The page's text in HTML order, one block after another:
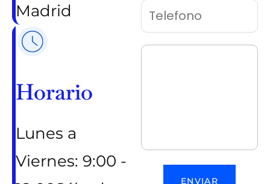
Madrid
Horario
Lunes a
Viernes: 9:00 -